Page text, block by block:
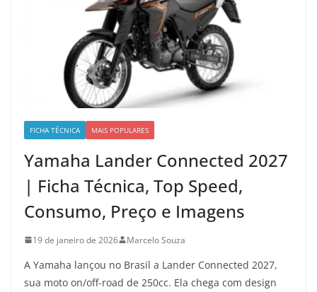
FICHA TÉCNICA MAIS POPULARES
Yamaha Lander Connected 2027
| Ficha Técnica, Top Speed,
Consumo, Preço e Imagens
19 de janeiro de 2026 Marcelo Souza
A Yamaha lançou no Brasil a Lander Connected 2027,
sua moto on/off-road de 250cc. Ela chega com design